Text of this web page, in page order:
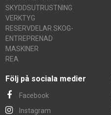
SKYDDSUTRUSTNING
VERKTYG
RESERVDELAR SKOG-
ENTREPRENAD
MASKINER
REA
Följ på sociala medier
Facebook
Instagram